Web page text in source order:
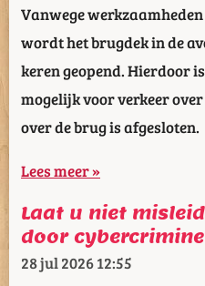
Vanwege
wordt het brugdek in de
keren geopend. Hierdoor
mogelijk voor verkeer
over de brug is afgesloten.
Lees meer »
Laat u niet
door
28 jul 202612:55